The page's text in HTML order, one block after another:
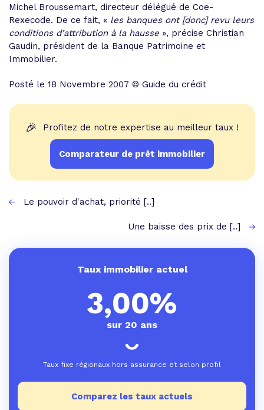
Michel Broussemart, directeur délégué de Coe-
Rexecode. De ce fait, « les banques ont [donc] revu leurs
conditions d’attribution à la hausse », précise Christian
Gaudin, président de la Banque Patrimoine et
Immobilier.
Posté le 18 Novembre 2007 © Guide du crédit
🎉 Profitez de notre expertise au meilleur taux !
Comparateur de prêt immobilier
Le pouvoir d'achat, priorité [..]
Une baisse des prix de [..]
Taux immobilier actuel
3,00%
sur 20 ans
Taux fixe régionaux hors assurance et selon profil
Comparez les taux actuels